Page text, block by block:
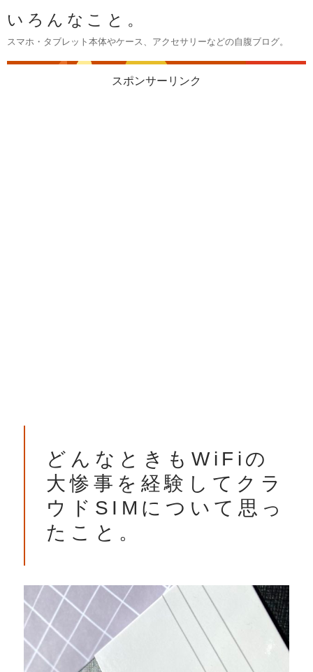
いろんなこと。
スマホ・タブレット本体やケース、アクセサリーなどの自腹ブログ。
スポンサーリンク
どんなときもWiFiの
大惨事を経験してクラ
ウドSIMについて思っ
たこと。